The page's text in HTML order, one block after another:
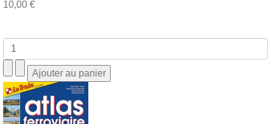
10,00 €